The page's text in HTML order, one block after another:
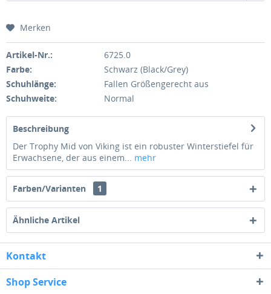
Merken
Artikel-Nr.:
6725.0
Farbe:
Schwarz (Black/Grey)
Schuhlänge:
Fallen Größengerecht aus
Schuhweite:
Normal
Beschreibung
Der Trophy Mid von Viking ist ein robuster Winterstiefel für
Erwachsene, der aus einem... mehr
Farben/Varianten 1
Ähnliche Artikel
Kontakt
Shop Service